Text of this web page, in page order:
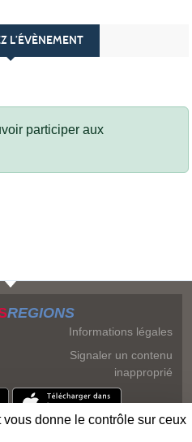
L’ÉVÈNEMENT
participer aux
REGIONS
Informations légales
Signaler un contenu
inapproprié
donne le contrôle sur ceux